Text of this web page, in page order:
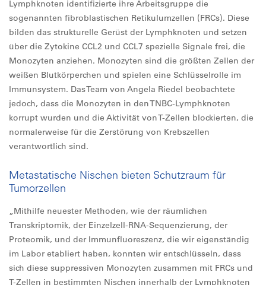
Lymphknoten identifizierte ihre Arbeitsgruppe die
sogenannten fibroblastischen Retikulumzellen (FRCs). Diese
bilden das strukturelle Gerüst der Lymphknoten und setzen
über die Zytokine CCL2 und CCL7 spezielle Signale frei, die
Monozyten anziehen. Monozyten sind die größten Zellen der
weißen Blutkörperchen und spielen eine Schlüsselrolle im
Immunsystem. Das Team von Angela Riedel beobachtete
jedoch, dass die Monozyten in den TNBC-Lymphknoten
korrupt wurden und die Aktivität von T-Zellen blockierten, die
normalerweise für die Zerstörung von Krebszellen
verantwortlich sind.
Metastatische Nischen bieten Schutzraum für
Tumorzellen
„Mithilfe neuester Methoden, wie der räumlichen
Transkriptomik, der Einzelzell-RNA-Sequenzierung, der
Proteomik, und der Immunfluoreszenz, die wir eigenständig
im Labor etabliert haben, konnten wir entschlüsseln, dass
sich diese suppressiven Monozyten zusammen mit FRCs und
T-Zellen in bestimmten Nischen innerhalb der Lymphknoten